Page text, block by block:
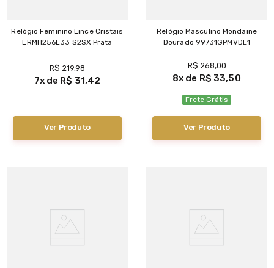
Relógio Feminino Lince Cristais
LRMH256L33 S2SX Prata
R$ 219,98
7 R$ 31,42
Ver Produto
Relógio Masculino Mondaine
Dourado 99731GPMVDE1
R$ 268,00
8 R$ 33,50
Frete Grátis
Ver Produto